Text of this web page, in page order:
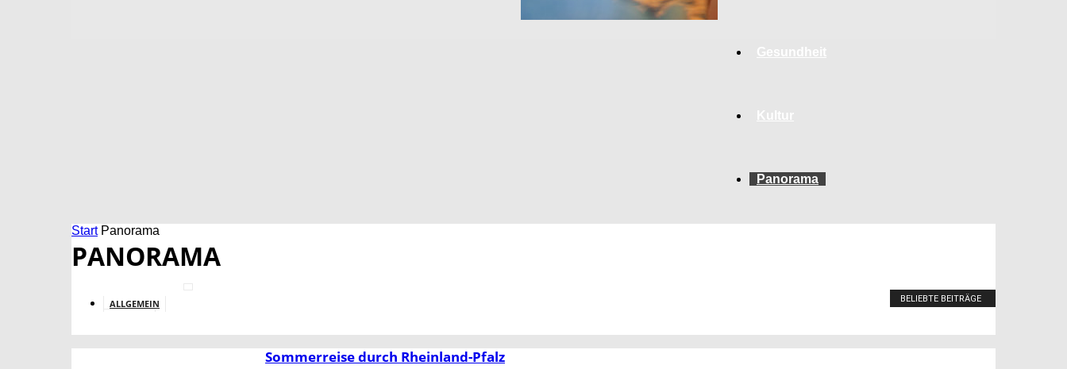
Gesundheit
Kultur
Panorama
Start Panorama
PANORAMA
ALLGEMEIN
CORNING
FB GESUNDHEIT
BELIEBTE BEITRÄGE
Sommerreise durch Rheinland-Pfalz